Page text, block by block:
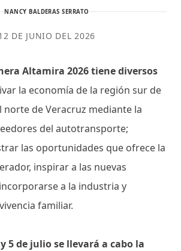
NANCY BALDERAS SERRATO
DE JUNIO DEL 2026
Altamira 2026 tiene diversos
la economía de la región sur de
norte de Veracruz mediante la
del autotransporte;
las oportunidades que ofrece la
inspirar a las nuevas
a la industria y
familiar.
5 de julio se llevará a cabo la